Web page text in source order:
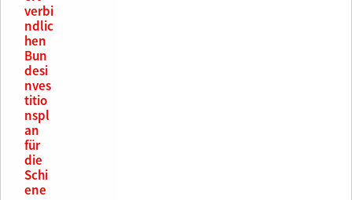
verbi
ndlic
hen
Bun
desi
nves
titio
nspl
an
für
die
Schi
ene